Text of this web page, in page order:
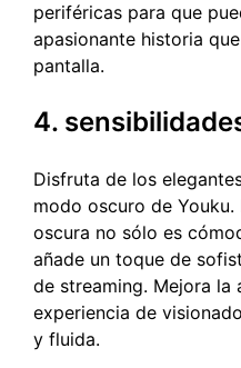
periféricas para que
apasionante historia
pantalla.
4.
Disfruta de los
modo oscuro de
oscura no sólo es
añade un toque de
de streaming. Mejora la
experiencia de
y fluida.